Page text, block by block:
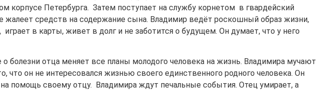
корпусе Петербурга. Затем поступает на службу корнетом в гвардейский
жалеет средств на содержание сына. Владимир ведёт роскошный образ жизни,
играет в карты, живет в долг и не заботится о будущем. Он думает, что у него
болезни отца меняет все планы молодого человека на жизнь. Владимира мучают
что он не интересовался жизнью своего единственного родного человека. Он
помощь своему отцу. Владимира ждут печальные события. Отец умирает, а